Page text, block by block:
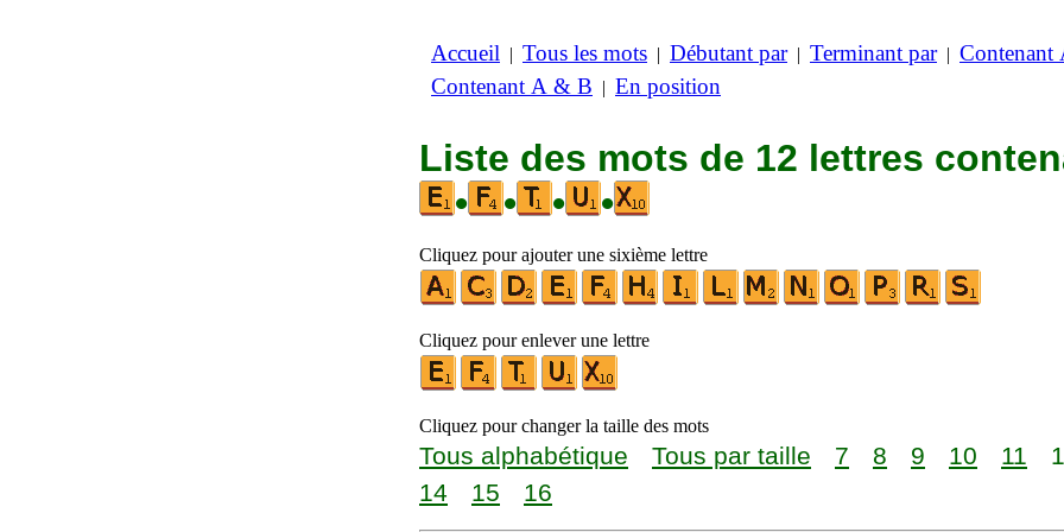
Accueil | Tous les mots | Débutant par| Terminant par| Contenant
Contenant A & B | En position
Liste des mots de 12 lettres
•
• • •
Cliquez pour ajouter une sixième lettre
Cliquez pour enlever une lettre
Cliquez pour changer la taille des mots
Tous alphabétique Tous par taille 7 8 9 10 11
14
15 16